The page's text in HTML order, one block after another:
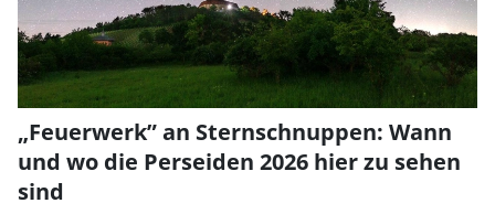
„Feuerwerk” an Sternschnuppen: Wann
und wo die Perseiden 2026 hier zu sehen
sind